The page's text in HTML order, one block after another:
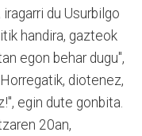
du Usurbilgo
handira, gazteok
egon behar dugu",
diotenez,
egin dute gonbita.
20an,